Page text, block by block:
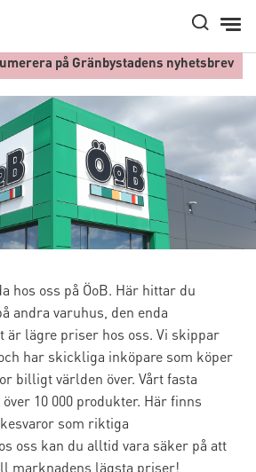
på Gränbystadens nyhetsbrev
ÖoB
hos oss på ÖoB. Här hittar du
andra varuhus, den enda
är lägre priser hos oss. Vi skippar
har skickliga inköpare som köper
billigt världen över. Vårt fasta
10 000 produkter. Här finns
som riktiga
oss kan du alltid vara säker på att
marknadens lägsta priser!